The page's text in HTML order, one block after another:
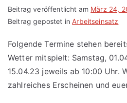
Beitrag veröffentlicht am März 24,
Beitrag gepostet inArbeitseinsatz
Folgende Termine stehen
Wetter mitspielt: Samstag,
15.04.23 jeweils ab 10:00 Uhr.
zahlreiches Erscheinen und